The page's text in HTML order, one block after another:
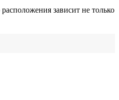
зависит не только